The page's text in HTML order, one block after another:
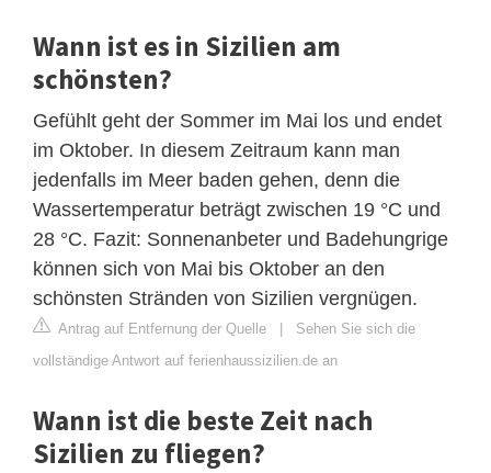
Wann ist es in Sizilien am
schönsten?
Gefühlt geht der Sommer im Mai los und endet
im Oktober. In diesem Zeitraum kann man
jedenfalls im Meer baden gehen, denn die
Wassertemperatur beträgt zwischen 19 °C und
28 °C. Fazit: Sonnenanbeter und Badehungrige
können sich von Mai bis Oktober an den
schönsten Stränden von Sizilien vergnügen.
Antrag auf Entfernung der Quelle
Sehen Sie sich die
vollständige Antwort auf ferienhaussizilien.de an
Wann ist die beste Zeit nach
Sizilien zu fliegen?